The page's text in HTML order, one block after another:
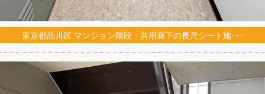
東京都品川区 マンション階段・共用廊下の長尺シート施･･･